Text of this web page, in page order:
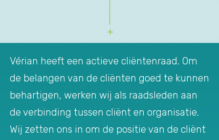
Vérian heeft een actieve cliëntenraad. Om
de belangen van de cliënten goed te kunnen
behartigen, werken wij als raadsleden aan
de verbinding tussen cliënt en organisatie.
Wij zetten ons in om de positie van de cliënt